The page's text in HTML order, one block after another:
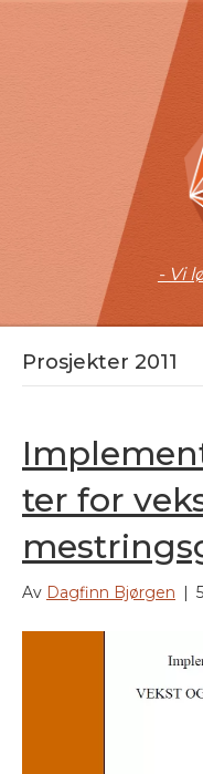
- Vi
Prosjekter 2011
ter for
Av Dagfinn Bjørgen |